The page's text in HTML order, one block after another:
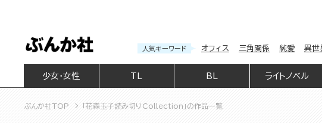
人気キーワード オフィス 三角関係 純愛 異世
少女・女性 BL ライトノベル
ぶんか社TOP 「花森玉子読み切りCollection」の作品一覧